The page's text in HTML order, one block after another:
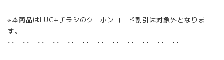
※本商品はLUC+チラシのクーポンコード割引は対象外となりま
す。
･･─･･─･･─･･─･･─･･─･･─･･─･･─･･─･･─･･